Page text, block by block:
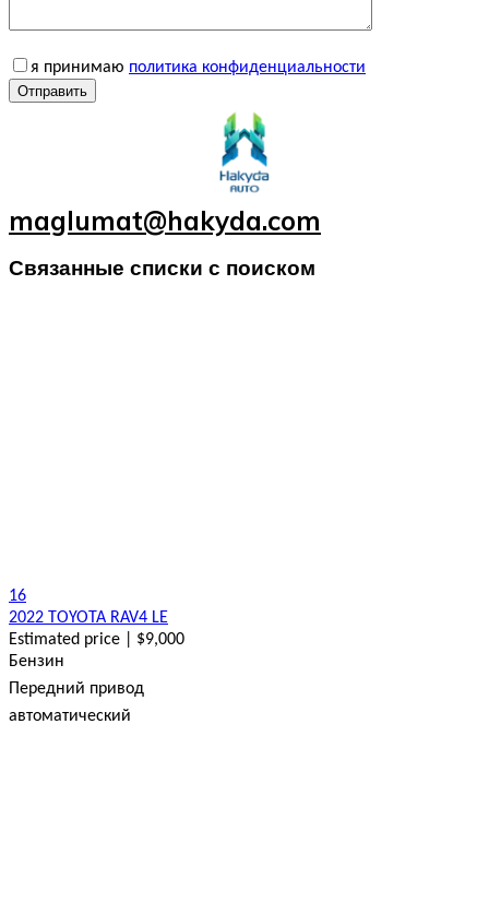
я принимаю политика конфиденциальности
Отправить
maglumat@hakyda.com
Связанные списки с поиском
16
2022 TOYOTA RAV4 LE
Estimated price | $9,000
Бензин
Передний привод
автоматический